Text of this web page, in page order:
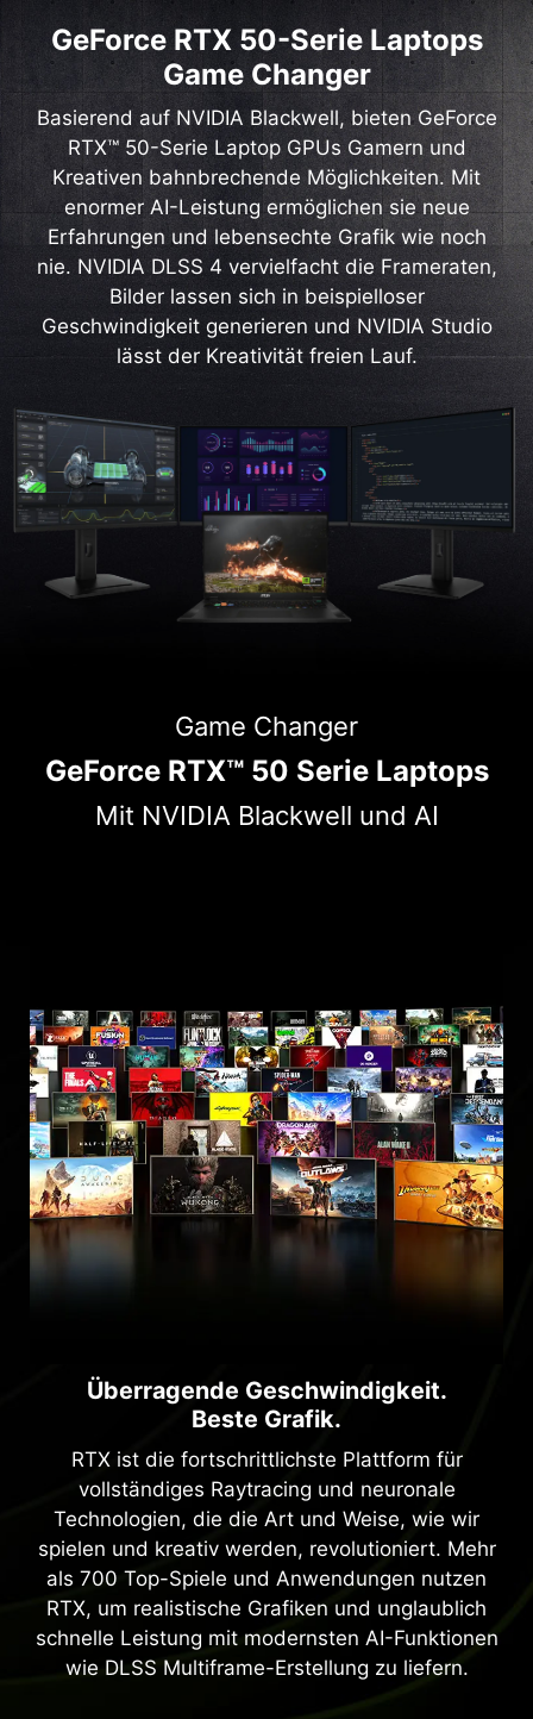
GeForce RTX 50-Serie Laptops
Game Changer
Basierend auf NVIDIA Blackwell, bieten GeForce
RTX™ 50-Serie Laptop GPUs Gamern und
Kreativen bahnbrechende Möglichkeiten. Mit
enormer AI-Leistung ermöglichen sie neue
Erfahrungen und lebensechte Grafik wie noch
nie. NVIDIA DLSS 4 vervielfacht die Frameraten,
Bilder lassen sich in beispielloser
Geschwindigkeit generieren und NVIDIA Studio
lässt der Kreativität freien Lauf.
Game Changer
GeForce RTX™ 50 Serie Laptops
Mit NVIDIA Blackwell und AI
Überragende Geschwindigkeit.
Beste Grafik.
RTX ist die fortschrittlichste Plattform für
vollständiges Raytracing und neuronale
Technologien, die die Art und Weise, wie wir
spielen und kreativ werden, revolutioniert. Mehr
als 700 Top-Spiele und Anwendungen nutzen
RTX, um realistische Grafiken und unglaublich
schnelle Leistung mit modernsten AI-Funktionen
wie DLSS Multiframe-Erstellung zu liefern.